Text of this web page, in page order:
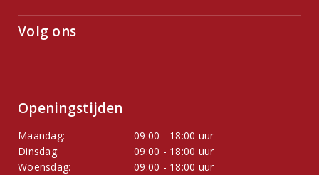
Volg ons
Openingstijden
Maandag:
09:00 - 18:00 uur
Dinsdag:
09:00 - 18:00 uur
Woensdag:
09:00 - 18:00 uur